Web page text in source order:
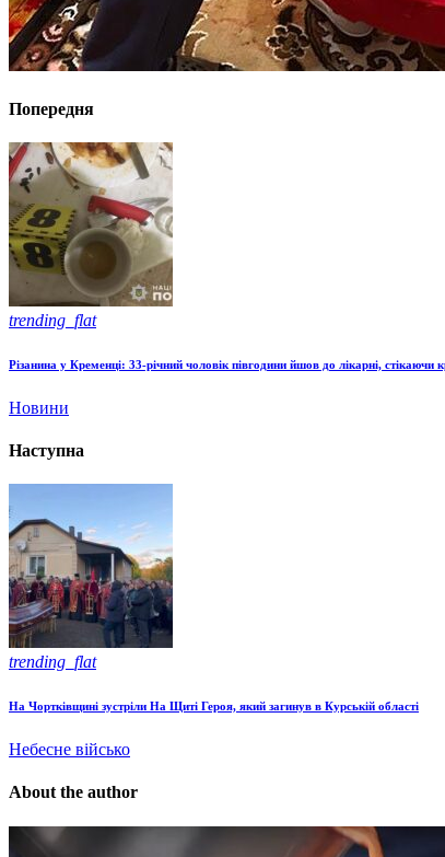
Попередня
trending_flat
Різанина у Кременці: 33-річний чоловік півгодини йшов до лікарні, стікаючи
Новини
Наступна
trending_flat
На Чортківщині зустріли На Щиті Героя, який загинув в Курській області
Небесне військо
About the author